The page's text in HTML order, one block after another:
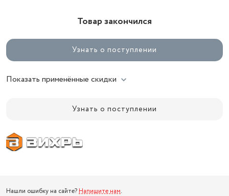
Товар закончился
Узнать о поступлении
Показать применённые скидки
Узнать о поступлении
Нашли ошибку на сайте? Напишите нам.